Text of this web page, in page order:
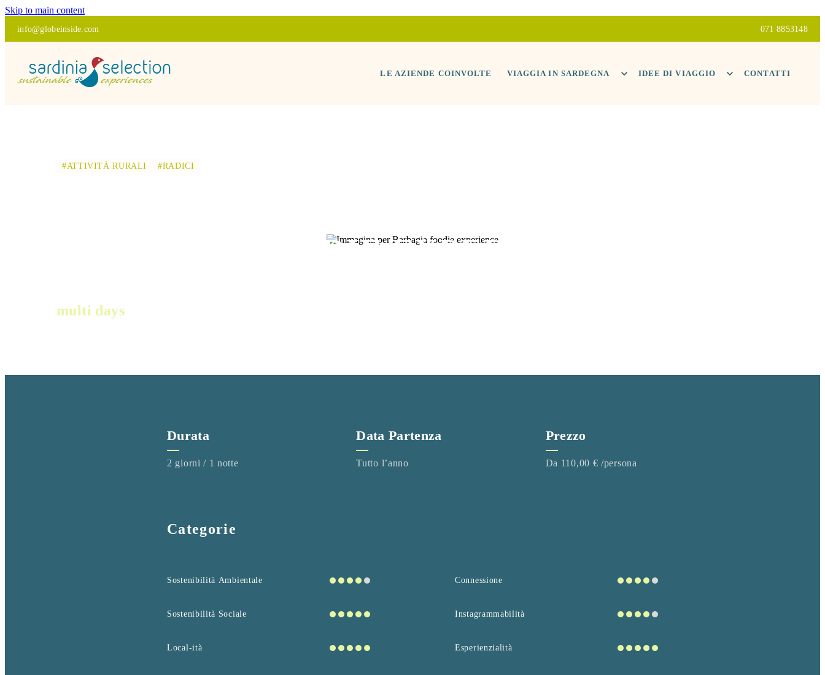
Skip to main content
info@globeinside.com 071 8853148
LE AZIENDE COINVOLTE VIAGGIA IN SARDEGNA IDEE DI VIAGGIO CONTATTI
#ATTIVITÀ RURALI #RADICI
BARBAGIA FOODIE EXPERIENCE
multi days
Durata
2 giorni / 1 notte
Data Partenza
Tutto l’anno
Prezzo
Da 110,00 € /persona
Categorie
Sostenibilità Ambientale
Sostenibilità Sociale
Local-ità
Connessione
Instagrammabilità
Esperienzialità